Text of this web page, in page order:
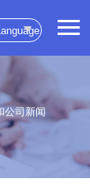
公司新闻